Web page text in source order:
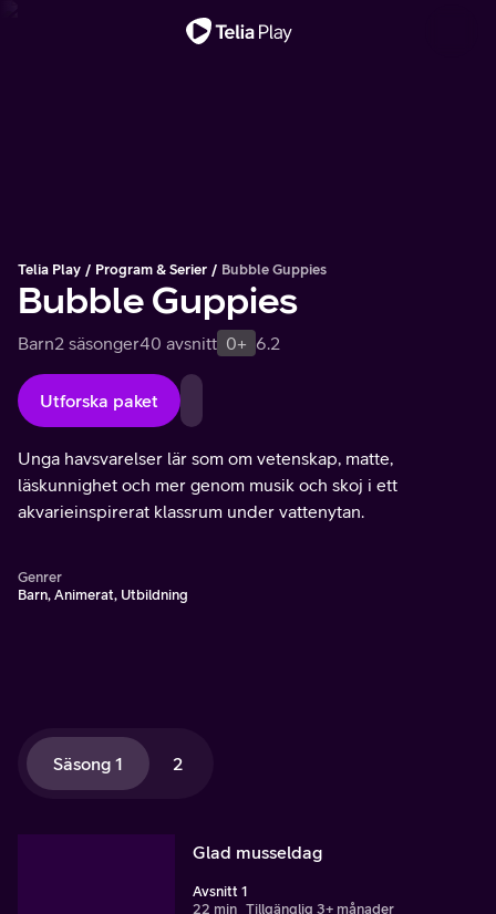
Telia Play Program & Serier Bubble Guppies
Bubble Guppies
Barn2 säsonger40 avsnitt 0+ 6.2
Utforska paket
Unga havsvarelser lär som om vetenskap, matte,
läskunnighet och mer genom musik och skoj i ett
akvarieinspirerat klassrum under vattenytan.
Genrer
Barn, Animerat, Utbildning
Säsong 1 2
Glad musseldag
Avsnitt 1
22 min Tillgänglig 3+ månader